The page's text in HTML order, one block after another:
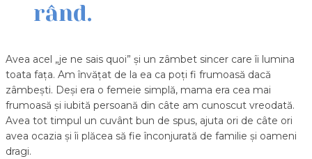
rând.
Avea acel „je ne sais quoi” și un zâmbet sincer care îi lumina
toata fața. Am învățat de la ea ca poți fi frumoasă dacă
zâmbești. Deși era o femeie simplă, mama era cea mai
frumoasă și iubită persoană din câte am cunoscut vreodată.
Avea tot timpul un cuvânt bun de spus, ajuta ori de câte ori
avea ocazia și îi plăcea să fie înconjurată de familie și oameni
dragi.